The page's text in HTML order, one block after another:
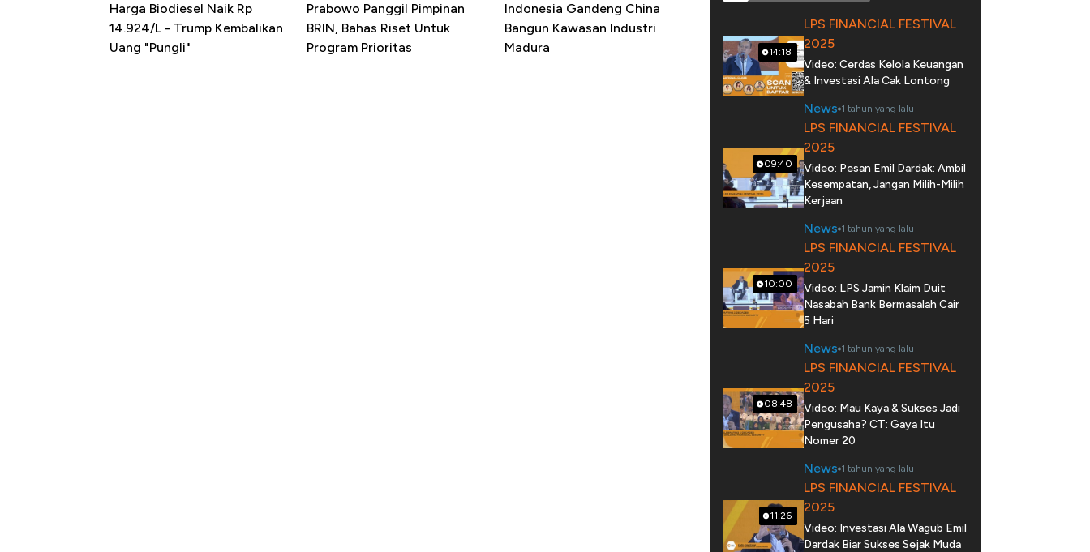
Harga Biodiesel Naik Rp
14.924/L - Trump Kembalikan
Uang "Pungli"
Prabowo Panggil Pimpinan
BRIN, Bahas Riset Untuk
Program Prioritas
Indonesia Gandeng China
Bangun Kawasan Industri
Madura
14:18
LPS FINANCIAL FESTIVAL
2025
Video: Cerdas Kelola Keuangan
& Investasi Ala Cak Lontong
News 1 tahun yang lalu
09:40
LPS FINANCIAL FESTIVAL
2025
Video: Pesan Emil Dardak: Ambil
Kesempatan, Jangan Milih-Milih
Kerjaan
News 1 tahun yang lalu
10:00
LPS FINANCIAL FESTIVAL
2025
Video: LPS Jamin Klaim Duit
Nasabah Bank Bermasalah Cair
5 Hari
News 1 tahun yang lalu
08:48
LPS FINANCIAL FESTIVAL
2025
Video: Mau Kaya & Sukses Jadi
Pengusaha? CT: Gaya Itu
Nomer 20
News 1 tahun yang lalu
11:26
LPS FINANCIAL FESTIVAL
2025
Video: Investasi Ala Wagub Emil
Dardak Biar Sukses Sejak Muda